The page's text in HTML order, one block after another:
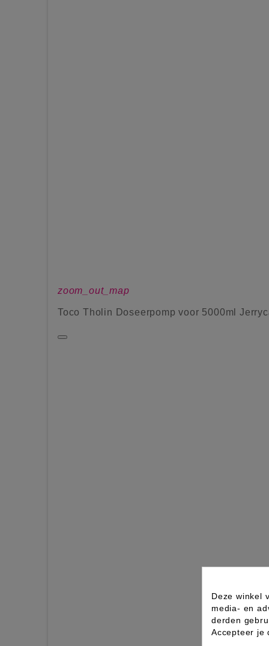
zoom_out_map
Toco Tholin Doseerpomp voor 5000ml
Deze winkel
media- en
derden
Accepteer je